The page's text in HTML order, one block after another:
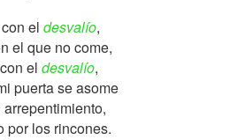
el desvalío,
el que no come,
el desvalío,
puerta se asome
por los rincones.